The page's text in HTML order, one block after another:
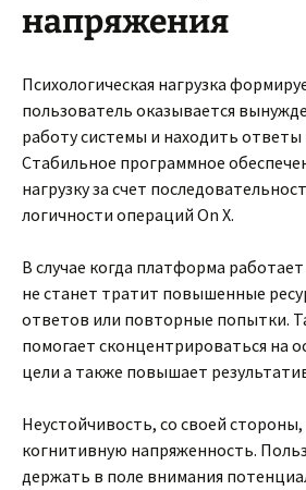
напряжения
Психологическая нагрузка
пользователь оказывается
работу системы и находить ответы
Стабильное программное
нагрузку за счет
логичности операций On X.
В случае когда платформа
не станет тратит повышенные
ответов или повторные попытки.
помогает сконцентрироваться на
цели а также повышает
Неустойчивость, со своей
когнитивную напряженность.
держать в поле внимания